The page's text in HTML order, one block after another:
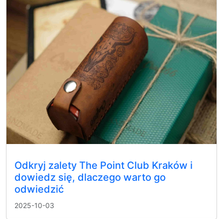
Odkryj zalety The Point Club Kraków i
dowiedz się, dlaczego warto go
odwiedzić
2025-10-03